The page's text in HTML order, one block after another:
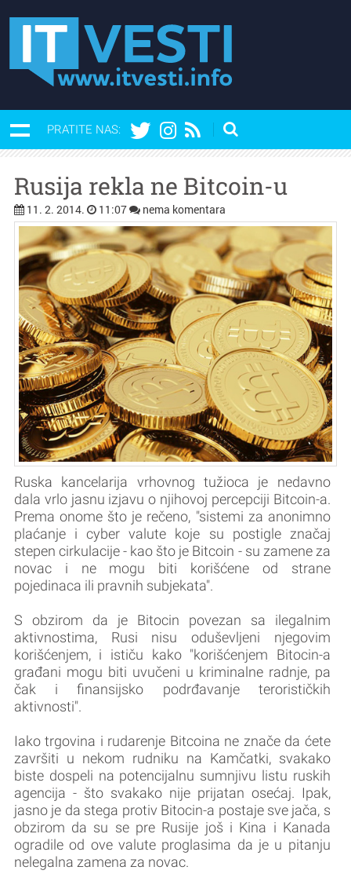
PRATITE NAS:
Rusija rekla ne Bitcoin-u
11. 2. 2014. 11:07 nema komentara
Ruska kancelarija vrhovnog tužioca je nedavno
dala vrlo jasnu izjavu o njihovoj percepciji Bitcoin-a.
Prema onome što je rečeno, "sistemi za anonimno
plaćanje i cyber valute koje su postigle značaj
stepen cirkulacije - kao što je Bitcoin - su zamene za
novac i ne mogu biti korišćene od strane
pojedinaca ili pravnih subjekata".
S obzirom da je Bitocin povezan sa ilegalnim
aktivnostima, Rusi nisu oduševljeni njegovim
korišćenjem, i ističu kako "korišćenjem Bitocin-a
građani mogu biti uvučeni u kriminalne radnje, pa
čak i finansijsko podrđavanje terorističkih
aktivnosti".
Iako trgovina i rudarenje Bitcoina ne znače da ćete
završiti u nekom rudniku na Kamčatki, svakako
biste dospeli na potencijalnu sumnjivu listu ruskih
agencija - što svakako nije prijatan osećaj. Ipak,
jasno je da stega protiv Bitocin-a postaje sve jača, s
obzirom da su se pre Rusije još i Kina i Kanada
ogradile od ove valute proglasima da je u pitanju
nelegalna zamena za novac.